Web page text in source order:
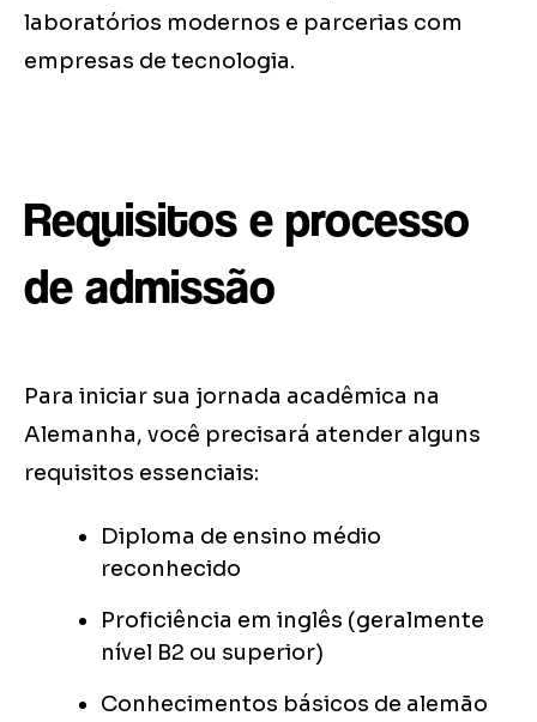
laboratórios modernos e parcerias com
empresas de tecnologia.
Requisitos e processo
de admissão
Para iniciar sua jornada acadêmica na
Alemanha, você precisará atender alguns
requisitos essenciais:
Diploma de ensino médio
reconhecido
Proficiência em inglês (geralmente
nível B2 ou superior)
Conhecimentos básicos de alemão